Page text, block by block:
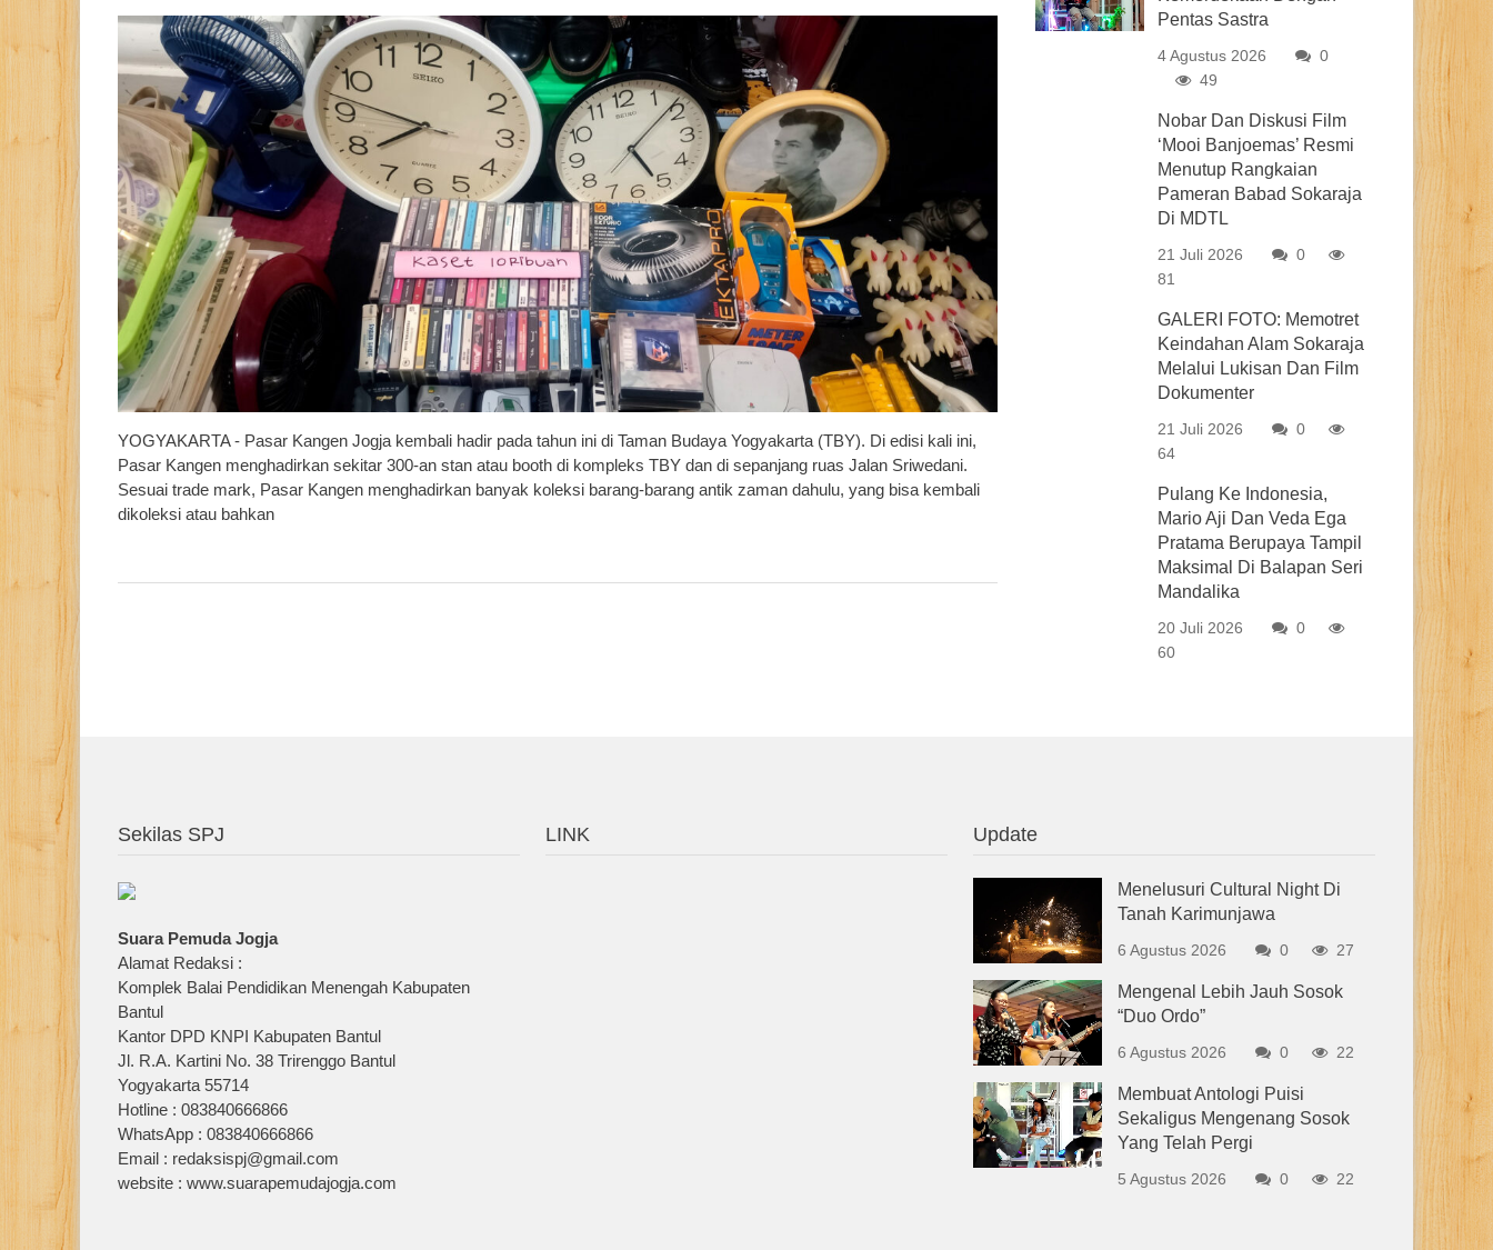
YOGYAKARTA - Pasar Kangen Jogja kembali hadir pada tahun ini di Taman Budaya Yogyakarta (TBY). Di edisi kali ini,
Pasar Kangen menghadirkan sekitar 300-an stan atau booth di kompleks TBY dan di sepanjang ruas Jalan Sriwedani.
Sesuai trade mark, Pasar Kangen menghadirkan banyak koleksi barang-barang antik zaman dahulu, yang bisa kembali
dikoleksi atau bahkan
Pentas Sastra
4 Agustus 2026
0
49
Nobar Dan Diskusi Film
‘Mooi Banjoemas’ Resmi
Menutup Rangkaian
Pameran Babad Sokaraja
Di MDTL
21 Juli 2026
0
81
GALERI FOTO: Memotret
Keindahan Alam Sokaraja
Melalui Lukisan Dan Film
Dokumenter
21 Juli 2026
0
64
Pulang Ke Indonesia,
Mario Aji Dan Veda Ega
Pratama Berupaya Tampil
Maksimal Di Balapan Seri
Mandalika
20 Juli 2026
0
60
Sekilas SPJ
Suara Pemuda Jogja
Alamat Redaksi :
Komplek Balai Pendidikan Menengah Kabupaten
Bantul
Kantor DPD KNPI Kabupaten Bantul
Jl. R.A. Kartini No. 38 Trirenggo Bantul
Yogyakarta 55714
Hotline : 083840666866
WhatsApp : 083840666866
Email : redaksispj@gmail.com
website : www.suarapemudajogja.com
LINK Update
Menelusuri Cultural Night Di
Tanah Karimunjawa
6 Agustus 2026 0 27
Mengenal Lebih Jauh Sosok
“Duo Ordo”
6 Agustus 2026 0 22
Membuat Antologi Puisi
Sekaligus Mengenang Sosok
Yang Telah Pergi
5 Agustus 2026 0 22